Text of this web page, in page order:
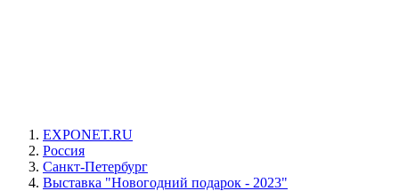
EXPONET.RU
Россия
Санкт-Петербург
Выставка "Новогодний подарок - 2023"